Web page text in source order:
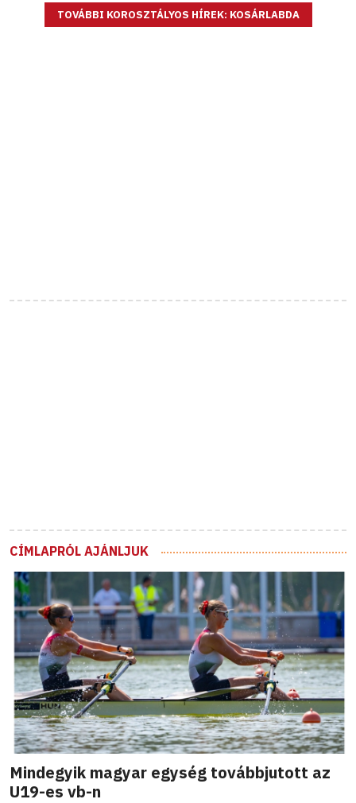
TOVÁBBI KOROSZTÁLYOS HÍREK: KOSÁRLABDA
CÍMLAPRÓL AJÁNLJUK
Mindegyik magyar egység továbbjutott az
U19-es vb-n